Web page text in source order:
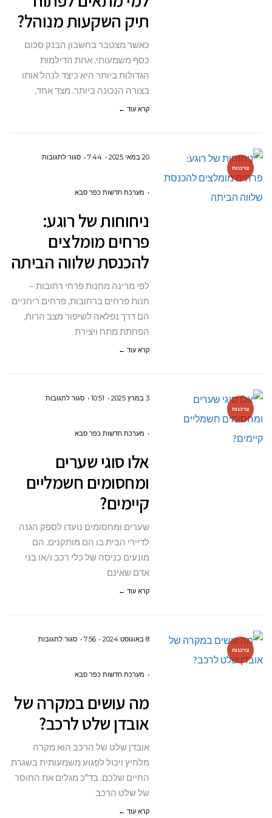
השקעות
תיק השקעות מנוהל?
כאשר מצטבר בחשבון הבנק סכום
כסף משמעותי, אחת הדילמות
הגדולות ביותר היא כיצד לנהל אותו
בצורה הנכונה ביותר. מצד אחד,
קרא עוד ←
צרכנות
20 במאי 2025 7:44 סגור לתגובותעל
להכנסת
מערכת חדשות כפר סבא
ניחוחות של רוגע:
פרחים מומלצים
להכנסת שלווה הביתה
לפי מרינה מחנות פרחי רחובות –
חנות פרחים ברחובות, פרחים ריחניים
הם דרך נפלאה לשיפור מצב הרוח,
הפחתת מתח ויצירת
קרא עוד ←
צרכנות
3 במרץ 2025 10:51 סגור לתגובותעל
חשמליים
מערכת חדשות כפר סבא
אלו סוגי שערים
ומחסומים חשמליים
קיימים?
שערים ומחסומים נועדו לספק הגנה
לדיירי הבית בו הם מותקנים. הם
מונעים כניסה של כלי רכב ו/או בני
אדם שאינם
קרא עוד ←
צרכנות
8 באוגוסט 2024 7:56 סגור לתגובותעל
של
מערכת חדשות כפר סבא
מה עושים במקרה של
אובדן שלט לרכב?
אובדן שלט של הרכב הוא מקרה
מלחיץ ויכול לפגוע משמעותית בשגרת
החיים שלכם. בד"כ מגלים את החוסר
של שלט הרכב
קרא עוד ←